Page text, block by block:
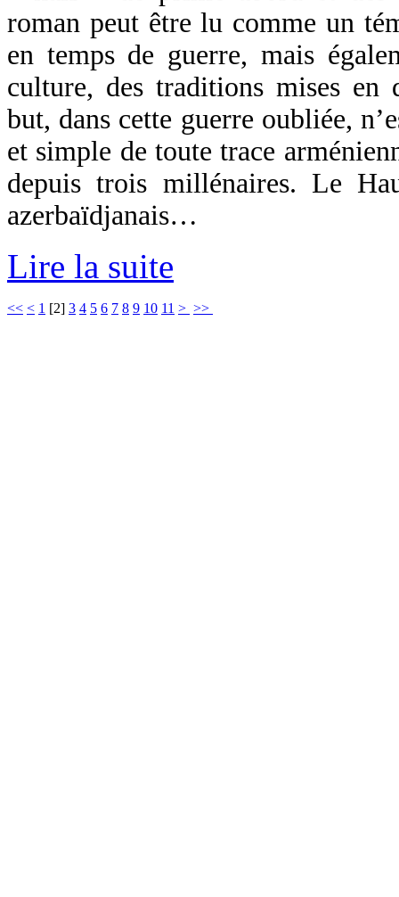
roman peut être lu comme un
en temps de guerre, mais
culture, des traditions mises en
but, dans cette guerre oubliée,
et simple de toute trace
depuis trois millénaires. Le
azerbaïdjanais…
Lire la suite
<< < 1 [2] 3 4 5 6 7 8 9 10 11 > >>